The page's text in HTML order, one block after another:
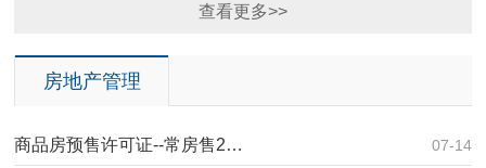
查看更多>>
房地产管理
07-14
商品房预售许可证--常房售2…